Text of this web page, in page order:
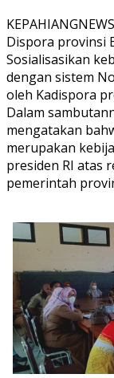
Dispora provinsi
Sosialisasikan
dengan sistem
oleh Kadispora
Dalam
mengatakan
merupakan
presiden RI atas
pemerintah